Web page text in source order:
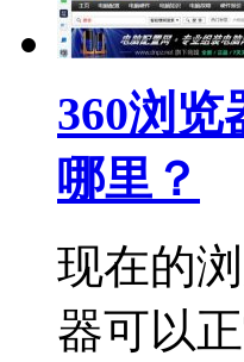
360浏
哪里？
现在的
器可以